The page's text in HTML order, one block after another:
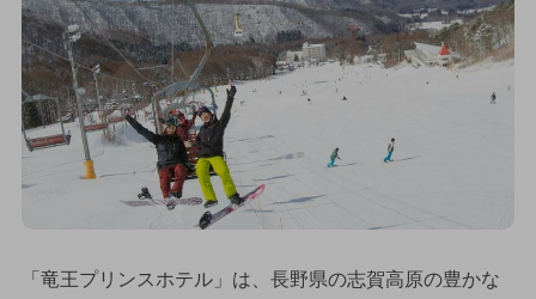
「竜王プリンスホテル」は、長野県の志賀高原の豊かな